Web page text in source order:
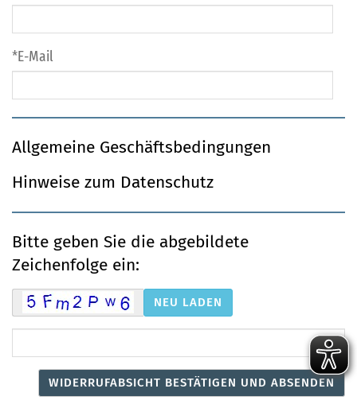
E-Mail
Allgemeine Geschäftsbedingungen
Hinweise zum Datenschutz
Bitte geben Sie die abgebildete
Zeichenfolge ein: